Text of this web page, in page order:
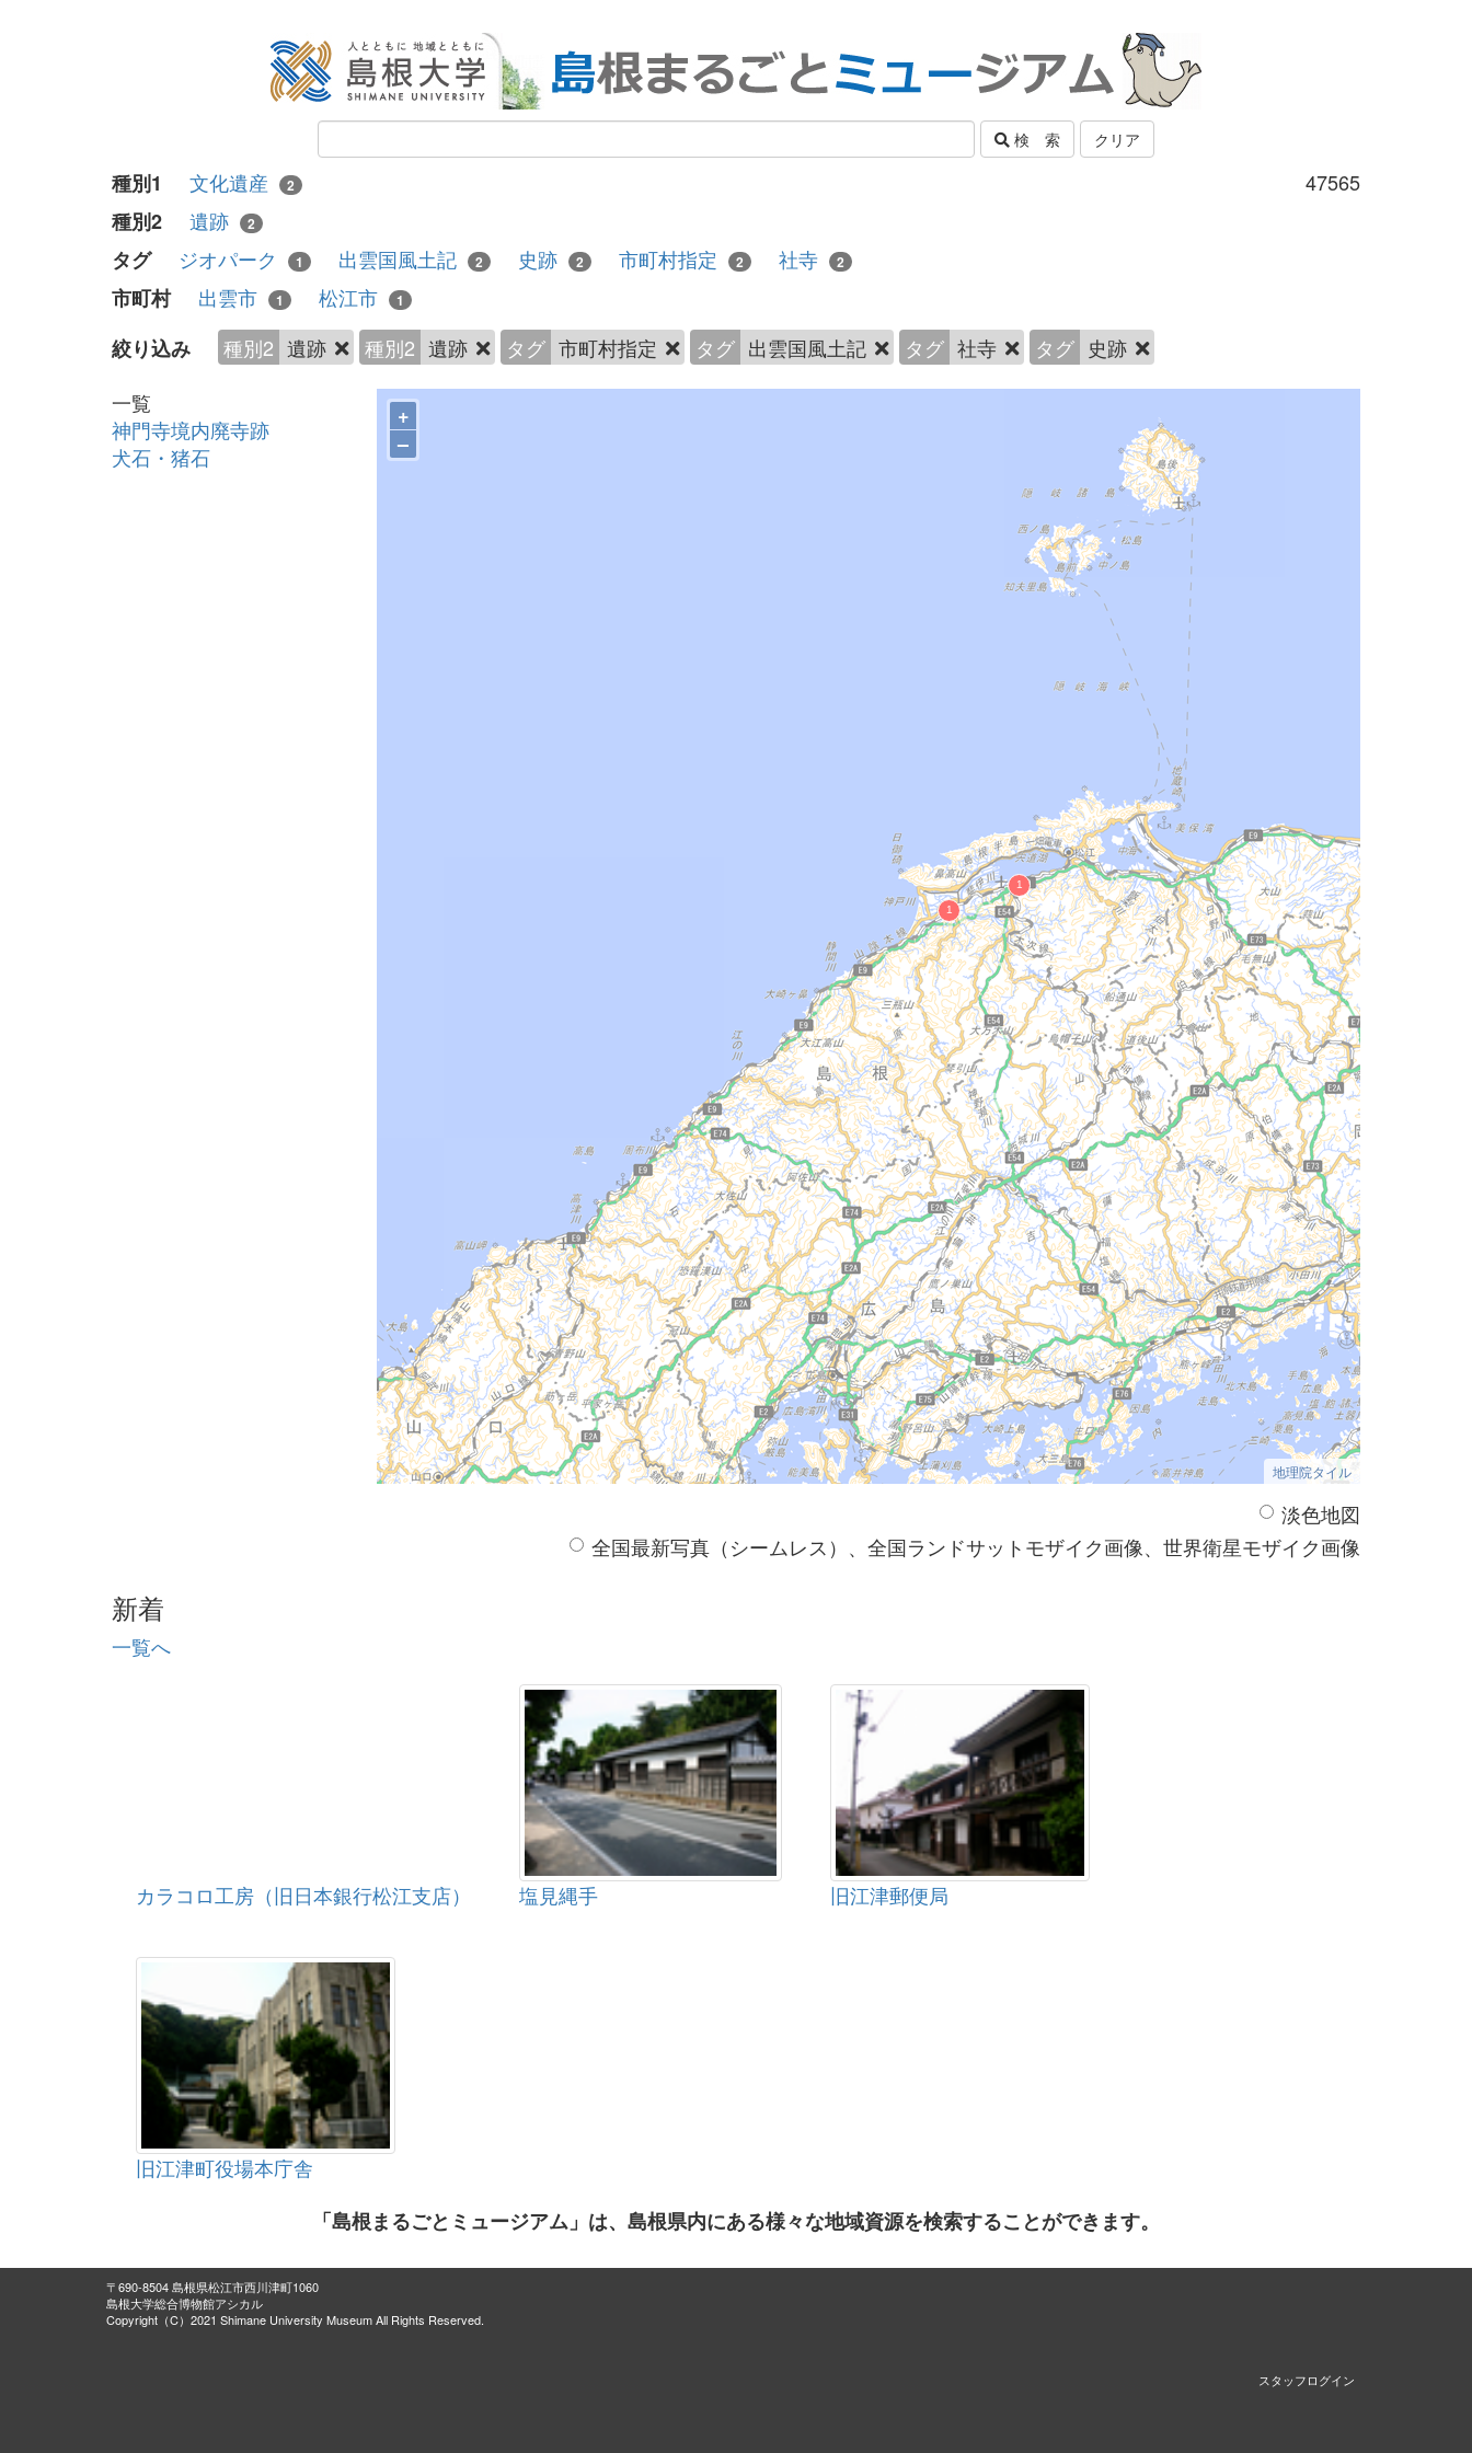
検 索 クリア
47565
種別1 文化遺産 2
種別2 遺跡 2
タグ ジオパーク 1 出雲国風土記 2 史跡 2 市町村指定 2 社寺 2
市町村 出雲市 1 松江市 1
絞り込み 種別2 遺跡 種別2 遺跡 タグ 市町村指定 タグ 出雲国風土記 タグ 社寺 タグ 史跡
一覧
神門寺境内廃寺跡
犬石・猪石
+
–
地理院タイル
淡色地図
全国最新写真（シームレス）、全国ランドサットモザイク画像、世界衛星モザイク画像
新着
一覧へ
カラコロ工房（旧日本銀行松江支店） 塩見縄手 旧江津郵便局
旧江津町役場本庁舎
「島根まるごとミュージアム」は、島根県内にある様々な地域資源を検索することができます。
〒690-8504 島根県松江市西川津町1060
島根大学総合博物館アシカル
Copyright（C）2021 Shimane University Museum All Rights Reserved.
スタッフログイン